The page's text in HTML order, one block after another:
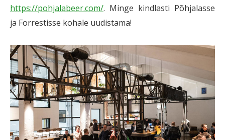
https://pohjalabeer.com/. Minge kindlasti Põhjalasse
ja Forrestisse kohale uudistama!